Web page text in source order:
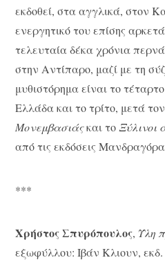
εκδοθεί, στα αγγλικά, στον
ενεργητικό του επίσης
τελευταία δέκα χρόνια
στην Αντίπαρο, μαζί με τη
μυθιστόρημα είναι το
Ελλάδα και το τρίτο, μετά
Μονεμβασιάςκαι το Ξύλινοι
από τις εκδόσεις
***
Χρήστος Σπυρόπουλος,Ύλη
εξωφύλλου: Ιβάν Κλιουν,